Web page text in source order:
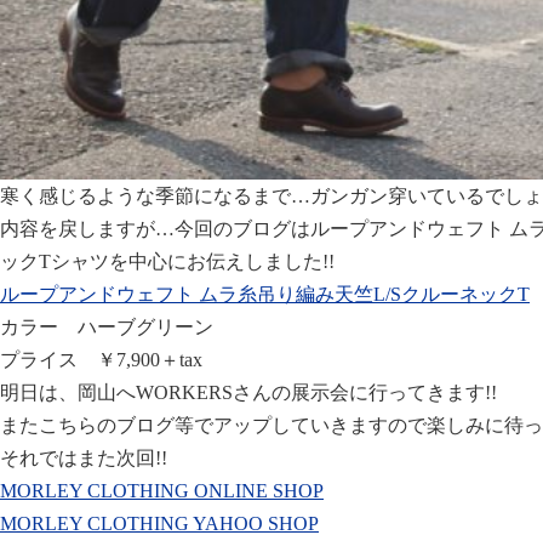
寒く感じるような季節になるまで…ガンガン穿いているでし
内容を戻しますが…今回のブログはループアンドウェフト ム
ックTシャツを中心にお伝えしました!!
ループアンドウェフト ムラ糸吊り編み天竺L/SクルーネックT
カラー ハーブグリーン
プライス ￥7,900＋tax
明日は、岡山へWORKERSさんの展示会に行ってきます!!
またこちらのブログ等でアップしていきますので楽しみに待
それではまた次回!!
MORLEY CLOTHING ONLINE SHOP
MORLEY CLOTHING YAHOO SHOP